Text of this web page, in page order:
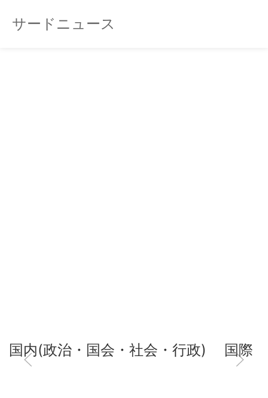
サードニュース
国内(政治・国会・社会・行政) 国際